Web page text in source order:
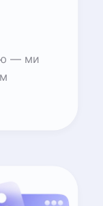
— ми